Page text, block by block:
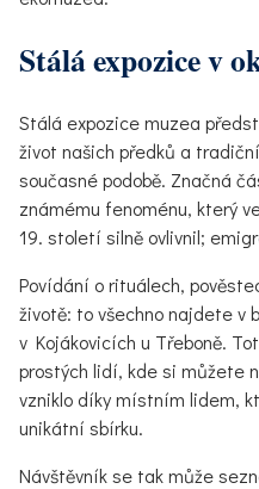
Stálá expozice v
Stálá expozice muzea
život našich předků a
současné podobě. Značná
známému fenoménu, který
19. století silně ovlivnil;
Povídání o rituálech,
životě: to všechno najdete v
v Kojákovicích u Třeboně.
prostých lidí, kde si můžete
vzniklo díky místním lidem,
unikátní sbírku.
Návštěvník se tak může